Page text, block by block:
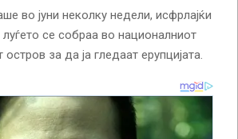
во јуни неколку недели, исфрлајќи
се собраа во националниот
за да ја гледаат ерупцијата.